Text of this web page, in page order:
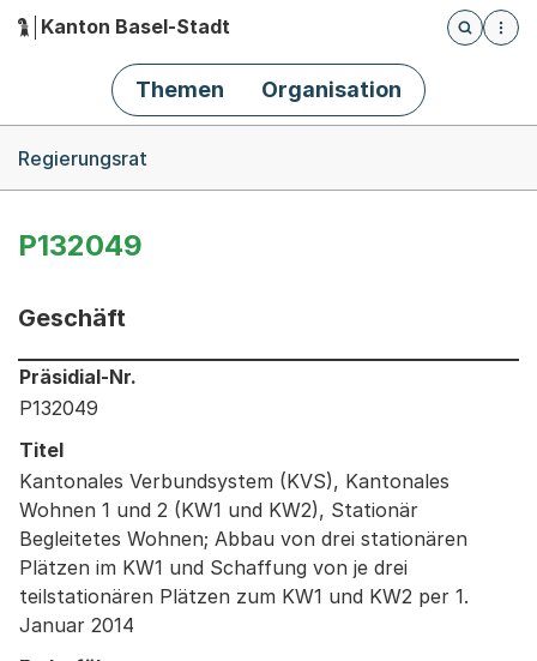
Hauptnavigation
Kanton Basel-Stadt
Öffnet
Themen Organisation
Regierungsrat
P132049
Geschäft
Informationen zum Ausgewählten Geschäft
Präsidial-Nr.
P132049
Titel
Kantonales Verbundsystem (KVS), Kantonales
Wohnen 1 und 2 (KW1 und KW2), Stationär
Begleitetes Wohnen; Abbau von drei stationären
Plätzen im KW1 und Schaffung von je drei
teilstationären Plätzen zum KW1 und KW2 per 1.
Januar 2014